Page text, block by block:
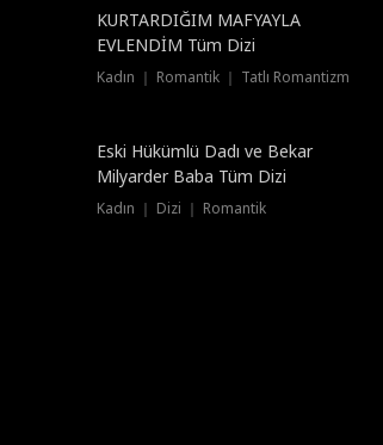
Dublajlı
KURTARDIĞIM MAFYAYLA
EVLENDİM Tüm Dizi
Kadın ｜ Romantik ｜ Tatlı Romantizm
Dublajlı
Eski Hükümlü Dadı ve Bekar
Milyarder Baba Tüm Dizi
Kadın ｜ Dizi ｜ Romantik